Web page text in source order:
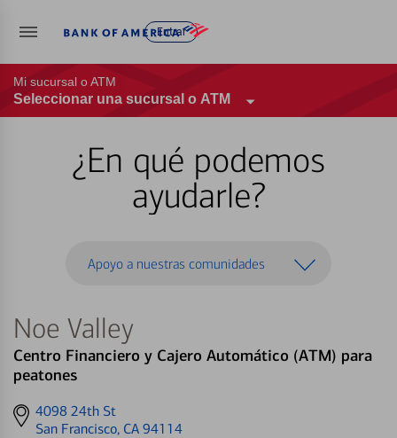
Entrar
Mi sucursal o ATM
Seleccionar una sucursal o ATM
¿En qué podemos
ayudarle?
Apoyo a nuestras comunidades
Noe Valley
Centro Financiero y Cajero Automático (ATM) para
peatones
Get
directions
4098 24th St
San Francisco, CA 94114